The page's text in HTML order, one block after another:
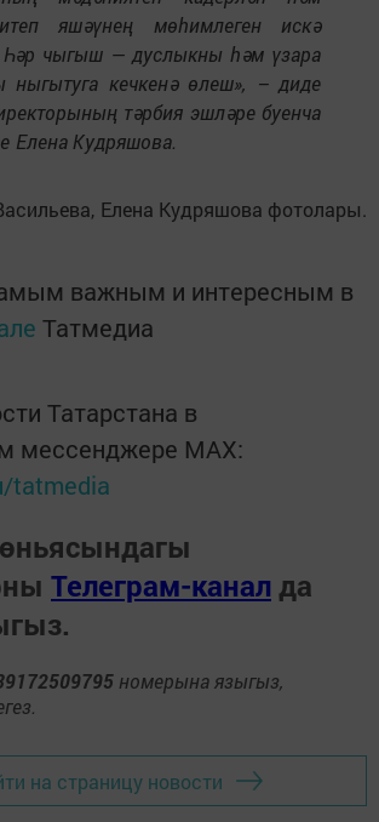
яшәүнең мөһимлеген искә
Һәр чыгыш — дуслыкны һәм үзара
ныгытуга кечкенә өлеш», – диде
тәрбия эшләре буенча
Елена Кудряшова.
Елена Кудряшова фотолары.
важным и интересным в
Татмедиа
Татарстана в
мессенджере MАХ:
tatmedia
Телеграм-канал да
номерына языгыз,
на страницу новости